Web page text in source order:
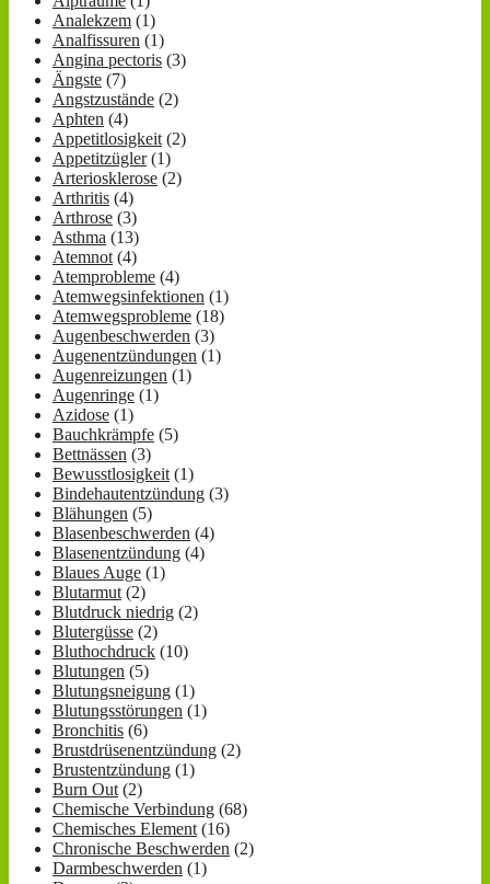
Analekzem (1)
Analfissuren (1)
Angina pectoris (3)
Ängste (7)
Angstzustände (2)
Aphten (4)
Appetitlosigkeit (2)
Appetitzügler(1)
Arteriosklerose (2)
Arthritis (4)
Arthrose (3)
Asthma (13)
Atemnot (4)
Atemprobleme (4)
Atemwegsinfektionen (1)
Atemwegsprobleme (18)
Augenbeschwerden (3)
Augenentzündungen (1)
Augenreizungen (1)
Augenringe (1)
Azidose (1)
Bauchkrämpfe (5)
Bettnässen (3)
Bewusstlosigkeit (1)
Bindehautentzündung (3)
Blähungen (5)
Blasenbeschwerden (4)
Blasenentzündung (4)
Blaues Auge (1)
Blutarmut (2)
Blutdruck niedrig (2)
Blutergüsse (2)
Bluthochdruck (10)
Blutungen (5)
Blutungsneigung (1)
Blutungsstörungen (1)
Bronchitis (6)
Brustdrüsenentzündung (2)
Brustentzündung (1)
Burn Out (2)
Chemische Verbindung (68)
Chemisches Element (16)
Chronische Beschwerden (2)
Darmbeschwerden (1)